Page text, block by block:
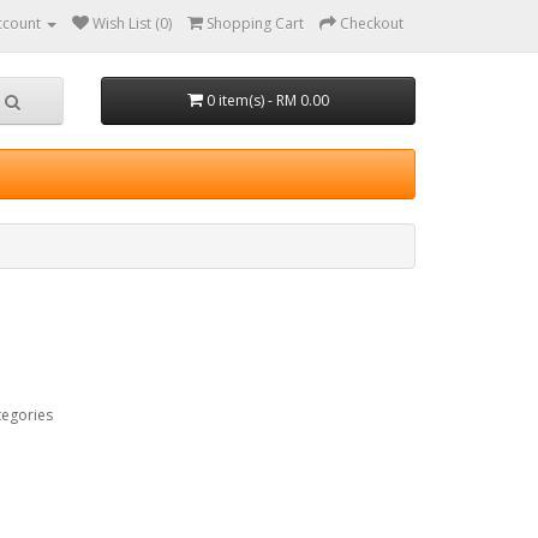
Wish List (0) Shopping Cart Checkout
0 item(s) - RM 0.00